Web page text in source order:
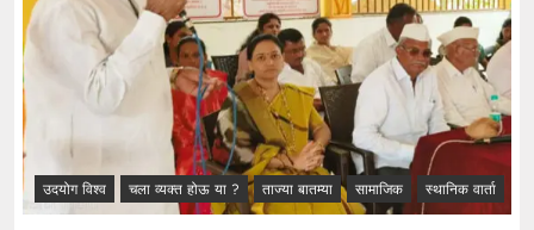
उदयोग विश्व चला व्यक्त होऊ या ? ताज्या बातम्या सामाजिक स्थानिक वार्ता